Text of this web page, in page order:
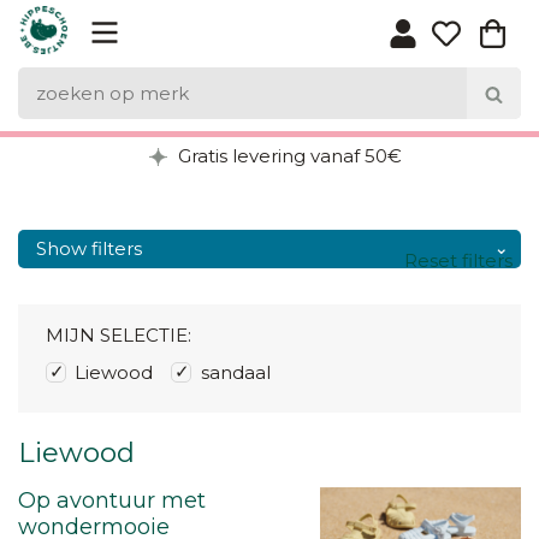
Gratis levering vanaf 50€
Show filters
Liewood
Op avontuur met
wondermooie
MIJN SELECTIE:
Liewood
sandaal
Reset filters